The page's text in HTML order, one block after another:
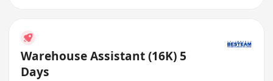
Warehouse Assistant (16K) 5
Days